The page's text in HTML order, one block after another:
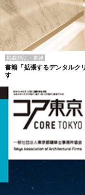
掲載雑誌・書籍
書籍「拡張するデンタルク
す